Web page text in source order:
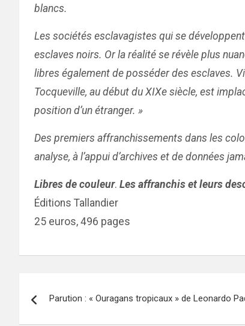
blancs.
Les sociétés esclavagistes qui se
esclaves noirs. Or la réalité se révèle plus
libres également de posséder des esclaves.
Tocqueville, au début du XIXe siècle, est
position d’un étranger. »
Des premiers affranchissements dans les
analyse, à l’appui d’archives et de données
Libres de couleur. Les affranchis et leurs
Éditions Tallandier
25 euros, 496 pages
de
Parution : « Ouragans tropicaux » de Leonardo